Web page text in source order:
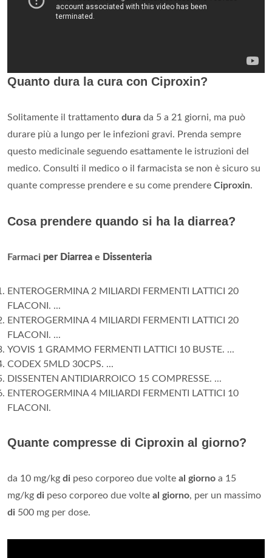
Quanto dura la cura con Ciproxin?
Solitamente il trattamento dura da 5 a 21 giorni, ma può
durare più a lungo per le infezioni gravi. Prenda sempre
questo medicinale seguendo esattamente le istruzioni del
medico. Consulti il medico o il farmacista se non è sicuro su
quante compresse prendere e su come prendere Ciproxin.
Cosa prendere quando si ha la diarrea?
Farmaci per Diarrea e Dissenteria
ENTEROGERMINA 2 MILIARDI FERMENTI LATTICI 20
FLACONI. ...
ENTEROGERMINA 4 MILIARDI FERMENTI LATTICI 20
FLACONI. ...
YOVIS 1 GRAMMO FERMENTI LATTICI 10 BUSTE. ...
CODEX 5MLD 30CPS. ...
DISSENTEN ANTIDIARROICO 15 COMPRESSE. ...
ENTEROGERMINA 4 MILIARDI FERMENTI LATTICI 10
FLACONI.
Quante compresse di Ciproxin al giorno?
da 10 mg/kg di peso corporeo due volte al giorno a 15
mg/kg di peso corporeo due volte al giorno, per un massimo
di 500 mg per dose.